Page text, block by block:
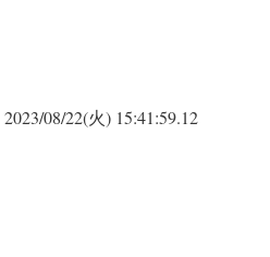
2023/08/22(火) 15:41:59.12